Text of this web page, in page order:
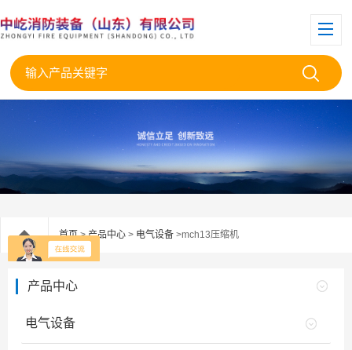
首页>产品中心 > 电气设备 >mch13压缩机
产品中心
电气设备